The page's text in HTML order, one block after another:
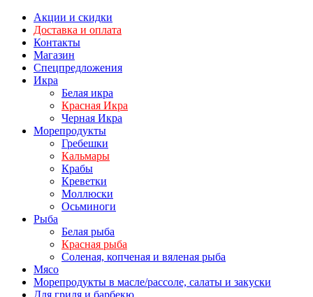
Акции и скидки
Доставка и оплата
Контакты
Магазин
Спецпредложения
Икра
Белая икра
Красная Икра
Черная Икра
Морепродукты
Гребешки
Кальмары
Крабы
Креветки
Моллюски
Осьминоги
Рыба
Белая рыба
Красная рыба
Соленая, копченая и вяленая рыба
Мясо
Морепродукты в масле/рассоле, салаты и закуски
Для гриля и барбекю